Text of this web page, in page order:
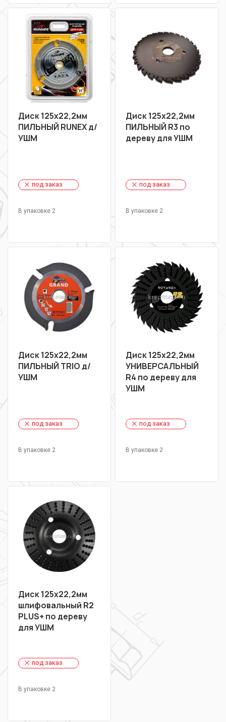
Диск 125х22,2мм
ПИЛЬНЫЙ RUNEX д/
УШМ
под заказ
В упаковке 2
Диск 125х22,2мм
ПИЛЬНЫЙ R3 по
дереву для УШМ
под заказ
В упаковке 2
Диск 125х22,2мм
ПИЛЬНЫЙ TRIO д/
УШМ
под заказ
В упаковке 2
Диск 125х22,2мм
УНИВЕРСАЛЬНЫЙ
R4 по дереву для
УШМ
под заказ
В упаковке 2
Диск 125х22,2мм
шлифовальный R2
PLUS+ по дереву
для УШМ
под заказ
В упаковке 2